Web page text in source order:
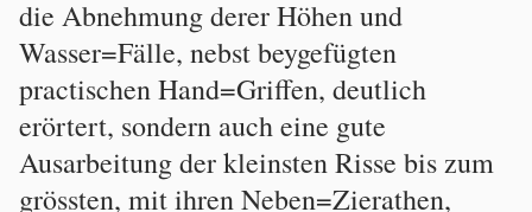
die Abnehmung derer Höhen und
Wasser=Fälle, nebst beygefügten
practischen Hand=Griffen, deutlich
erörtert, sondern auch eine gute
Ausarbeitung der kleinsten Risse bis zum
grössten, mit ihren Neben=Zierathen,